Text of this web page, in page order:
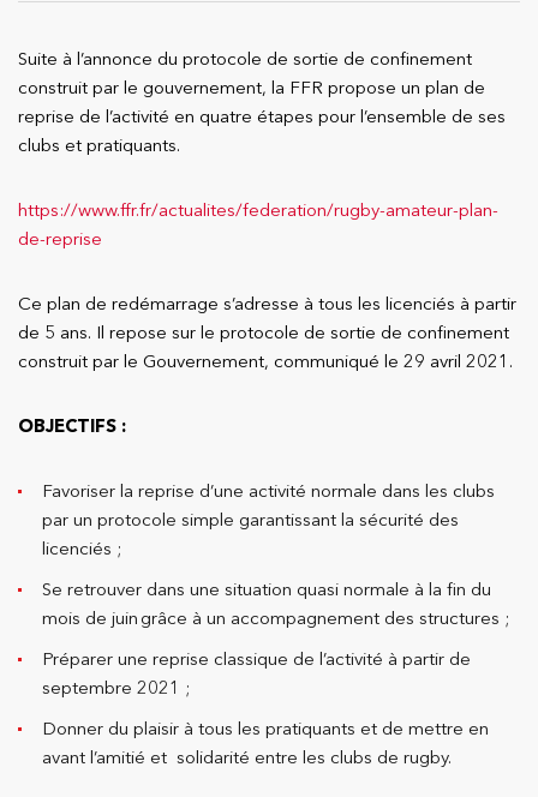
Suite à l’annonce du protocole de sortie de confinement
construit par le gouvernement, la FFR propose un plan de
reprise de l’activité en quatre étapes pour l’ensemble de ses
clubs et pratiquants.
https://www.ffr.fr/actualites/federation/rugby-amateur-plan-
de-reprise
Ce plan de redémarrage s’adresse à tous les licenciés à partir
de 5 ans. Il repose sur le protocole de sortie de confinement
construit par le Gouvernement, communiqué le 29 avril 2021.
OBJECTIFS :
Favoriser la reprise d’une activité normale dans les clubs
par un protocole simple garantissant la sécurité des
licenciés ;
Se retrouver dans une situation quasi normale à la fin du
mois de juin grâce à un accompagnement des structures ;
Préparer une reprise classique de l’activité à partir de
septembre 2021 ;
Donner du plaisir à tous les pratiquants et de mettre en
avant l’amitié et solidarité entre les clubs de rugby.